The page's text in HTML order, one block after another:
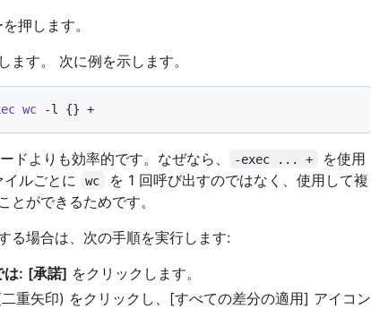
押します。
す。 次に例を示します。
wc
ドよりも効率的です。なぜなら、 -exec ... +
を使用
イルごとに wc
を 1 回呼び出すのではなく、使用して複
とができるためです。
る場合は、次の手順を実行します:
は: [承諾] をクリックします。
重矢印) をクリックし、[すべての差分の適用] アイコン